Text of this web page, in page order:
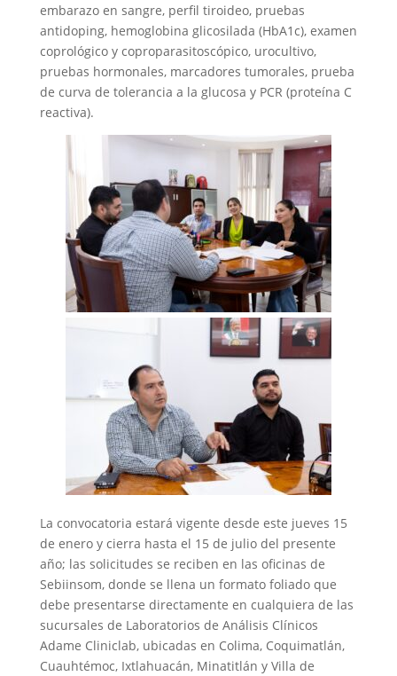
embarazo en sangre, perfil tiroideo, pruebas
antidoping, hemoglobina glicosilada (HbA1c), examen
coprológico y coproparasitoscópico, urocultivo,
pruebas hormonales, marcadores tumorales, prueba
de curva de tolerancia a la glucosa y PCR (proteína C
reactiva).
La convocatoria estará vigente desde este jueves 15
de enero y cierra hasta el 15 de julio del presente
año; las solicitudes se reciben en las oficinas de
Sebiinsom, donde se llena un formato foliado que
debe presentarse directamente en cualquiera de las
sucursales de Laboratorios de Análisis Clínicos
Adame Cliniclab, ubicadas en Colima, Coquimatlán,
Cuauhtémoc, Ixtlahuacán, Minatitlán y Villa de